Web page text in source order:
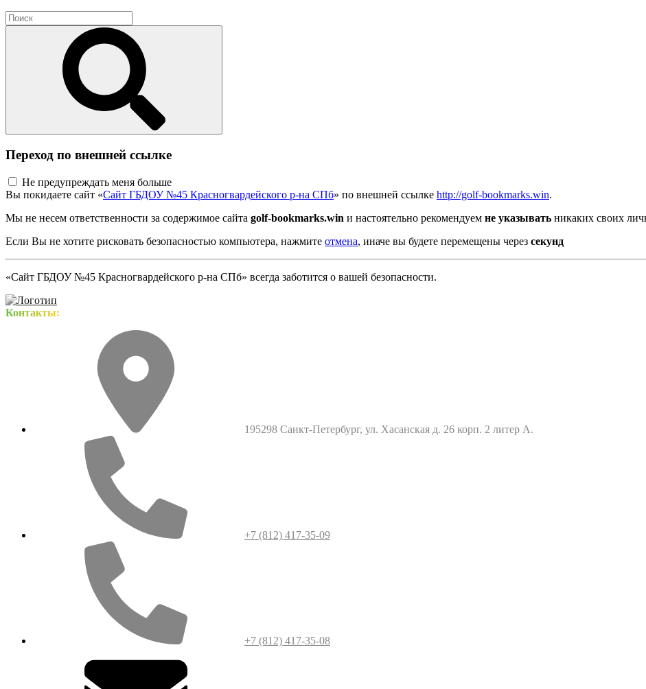
Переход по внешней ссылке
Не предупреждать меня больше
Вы покидаете сайт «Сайт ГБДОУ №45 Красногвардейского р-на СПб» по внешней ссылке http://golf-bookmarks.win.
Мы не несем ответственности за содержимое сайта golf-bookmarks.win и настоятельно рекомендуем не указывать никаких своих
Если Вы не хотите рисковать безопасностью компьютера, нажмите отмена, иначе вы будете перемещены через секунд
«Сайт ГБДОУ №45 Красногвардейского р-на СПб» всегда заботится о вашей безопасности.
Контакты:
195298 Санкт-Петербург, ул. Хасанская д. 26 корп. 2 литер А.
+7 (812) 417-35-09
+7 (812) 417-35-08